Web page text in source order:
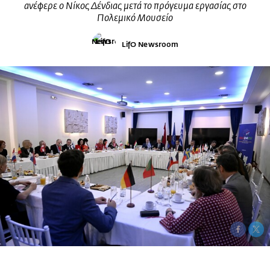
ανέφερε ο Νίκος Δένδιας μετά το πρόγευμα εργασίας στο
Πολεμικό Μουσείο
LifO Newsroom